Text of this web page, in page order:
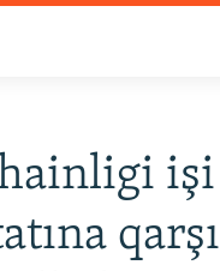
işi
qarşı